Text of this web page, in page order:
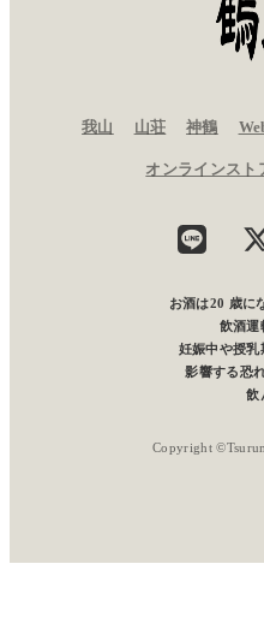
愛知県津
我山 山荘 神鶴
オンラインスト
お酒は20 歳に
飲酒運
妊娠中や授乳
影響する恐
飲
Copyright